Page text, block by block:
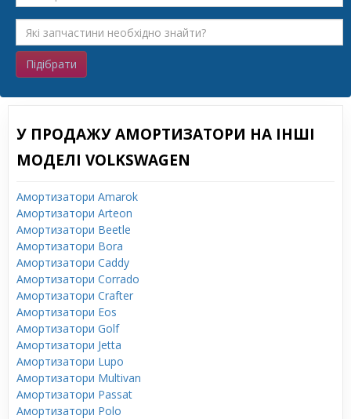
Підібрати
У ПРОДАЖУ АМОРТИЗАТОРИ НА ІНШІ
МОДЕЛІ VOLKSWAGEN
Амортизатори Amarok
Амортизатори Arteon
Амортизатори Beetle
Амортизатори Bora
Амортизатори Caddy
Амортизатори Corrado
Амортизатори Crafter
Амортизатори Eos
Амортизатори Golf
Амортизатори Jetta
Амортизатори Lupo
Амортизатори Multivan
Амортизатори Passat
Амортизатори Polo